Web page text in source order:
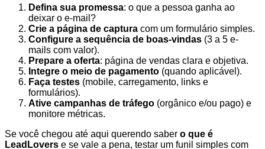
Defina sua promessa: o que a pessoa ganha ao
deixar o e-mail?
Crie a página de captura com um formulário simples.
Configure a sequência de boas-vindas (3 a 5 e-
mails com valor).
Prepare a oferta: página de vendas clara e objetiva.
Integre o meio de pagamento (quando aplicável).
Faça testes (mobile, carregamento, links e
formulários).
Ative campanhas de tráfego (orgânico e/ou pago) e
monitore métricas.
Se você chegou até aqui querendo saber o que é
LeadLovers e se vale a pena, testar um funil simples com